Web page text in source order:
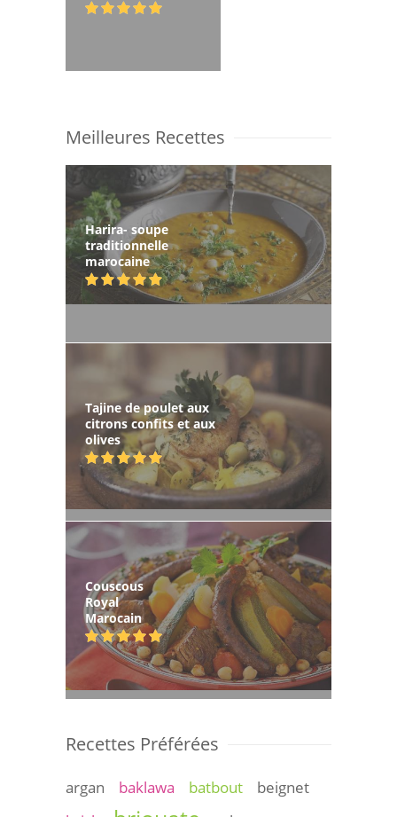
Meilleures Recettes
Harira- soupe
traditionnelle
marocaine
Tajine de poulet aux
citrons confits et aux
olives
Couscous
Royal
Marocain
Recettes Préférées
argan baklawa batbout
beignet